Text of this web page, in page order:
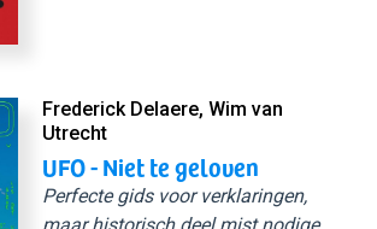
Frederick Delaere, Wim van
Utrecht
UFO - Niet te geloven
Perfecte gids voor verklaringen,